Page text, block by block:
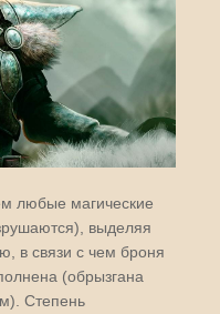
любые магические
выделяя
в связи с чем броня
(обрызгана
Степень